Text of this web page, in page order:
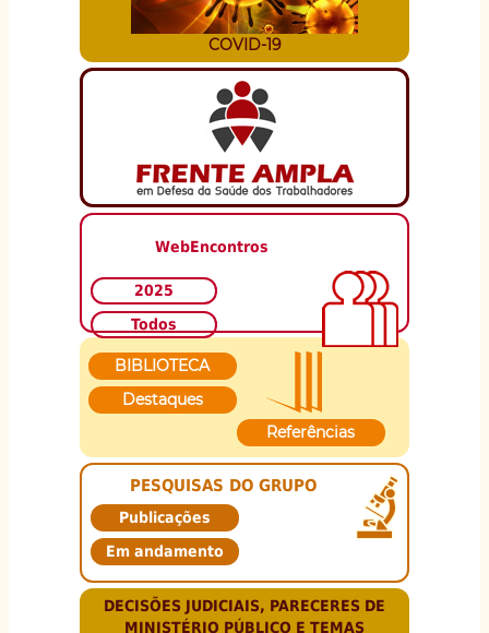
COVID-19
WebEncontros
2025
Todos
BIBLIOTECA
Destaques
Referências
PESQUISAS DO GRUPO
Publicações
Em andamento
DECISÕES JUDICIAIS, PARECERES DE
MINISTÉRIO PÚBLICO E TEMAS